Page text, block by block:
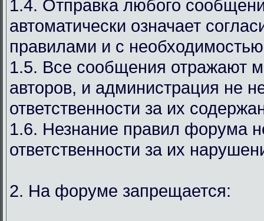
1.4. Отправка любого
автоматически означает
правилами и с
1.5. Все сообщения отражают
авторов, и администрация не
ответственности за их
1.6. Незнание правил форума
ответственности за их
2. На форуме запрещается: